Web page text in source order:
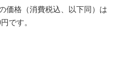
価格（消費税込、以下同）は
です。